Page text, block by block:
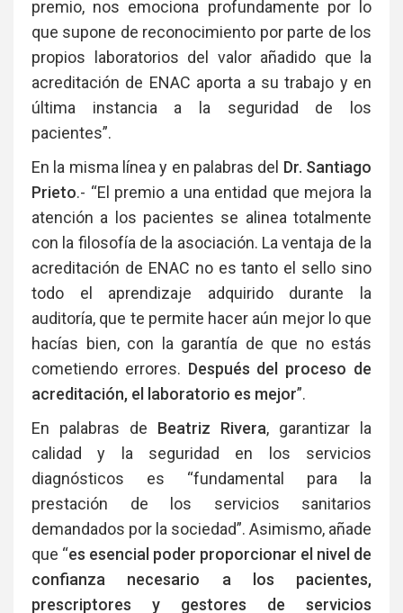
premio, nos emociona profundamente por lo
que supone de reconocimiento por parte de los
propios laboratorios del valor añadido que la
acreditación de ENAC aporta a su trabajo y en
última instancia a la seguridad de los
pacientes”.
En la misma línea y en palabras del Dr. Santiago
Prieto.- “El premio a una entidad que mejora la
atención a los pacientes se alinea totalmente
con la filosofía de la asociación. La ventaja de la
acreditación de ENAC no es tanto el sello sino
todo el aprendizaje adquirido durante la
auditoría, que te permite hacer aún mejor lo que
hacías bien, con la garantía de que no estás
cometiendo errores. Después del proceso de
acreditación, el laboratorio es mejor”.
En palabras de Beatriz Rivera, garantizar la
calidad y la seguridad en los servicios
diagnósticos es “fundamental para la
prestación de los servicios sanitarios
demandados por la sociedad”. Asimismo, añade
que “es esencial poder proporcionar el nivel de
confianza necesario a los pacientes,
prescriptores y gestores de servicios